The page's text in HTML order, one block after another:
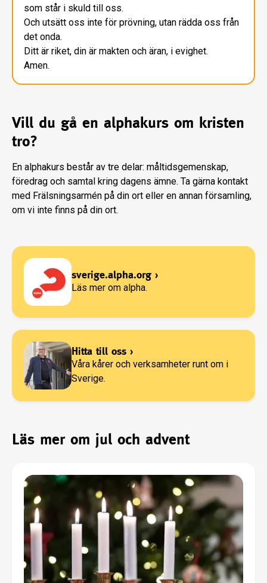
som står i skuld till oss.
Och utsätt oss inte för prövning, utan rädda oss från
det onda.
Ditt är riket, din är makten och äran, i evighet.
Amen.
Vill du gå en alphakurs om kristen
tro?
En alphakurs består av tre delar: måltidsgemenskap,
föredrag och samtal kring dagens ämne. Ta gärna kontakt
med Frälsningsarmén på din ort eller en annan församling,
om vi inte finns på din ort.
sverige.alpha.org ›
Läs mer om alpha.
Hitta till oss ›
Våra kårer och verksamheter runt om i
Sverige.
Läs mer om jul och advent